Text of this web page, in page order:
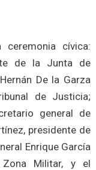
ceremonia cívica:
de la Junta de
De la Garza
de Justicia;
general de
presidente de
Enrique García
Militar, y el